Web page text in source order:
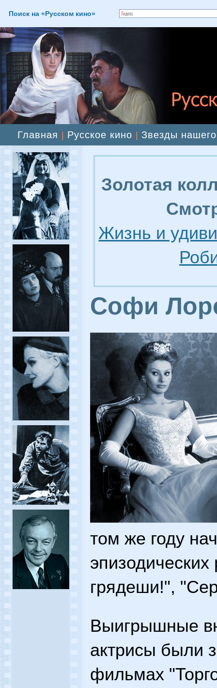
Поиск на «Русском кино»
Главная Русское кино Звезды
Золотая
Жизнь и
Софи
том же году
грядеши!",
Выигрышные
актрисы были
фильмах